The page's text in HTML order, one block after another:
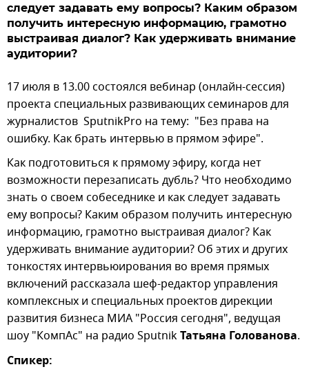
следует задавать ему вопросы? Каким образом
получить интересную информацию, грамотно
выстраивая диалог? Как удерживать внимание
аудитории?
17 июля в 13.00 состоялся вебинар (онлайн-сессия)
проекта специальных развивающих семинаров для
журналистов SputnikPro на тему: "Без права на
ошибку. Как брать интервью в прямом эфире".
Как подготовиться к прямому эфиру, когда нет
возможности перезаписать дубль? Что необходимо
знать о своем собеседнике и как следует задавать
ему вопросы? Каким образом получить интересную
информацию, грамотно выстраивая диалог? Как
удерживать внимание аудитории? Об этих и других
тонкостях интервьюирования во время прямых
включений рассказала шеф-редактор управления
комплексных и специальных проектов дирекции
развития бизнеса МИА "Россия сегодня", ведущая
шоу "КомпАс" на радио SputnikТатьяна Голованова.
Спикер: